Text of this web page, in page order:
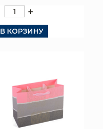
+
В КОРЗИНУ